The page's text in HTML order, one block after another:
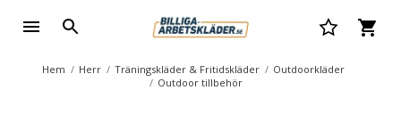
Hem Herr Träningskläder & Fritidskläder
Outdoorkläder
Outdoor tillbehör